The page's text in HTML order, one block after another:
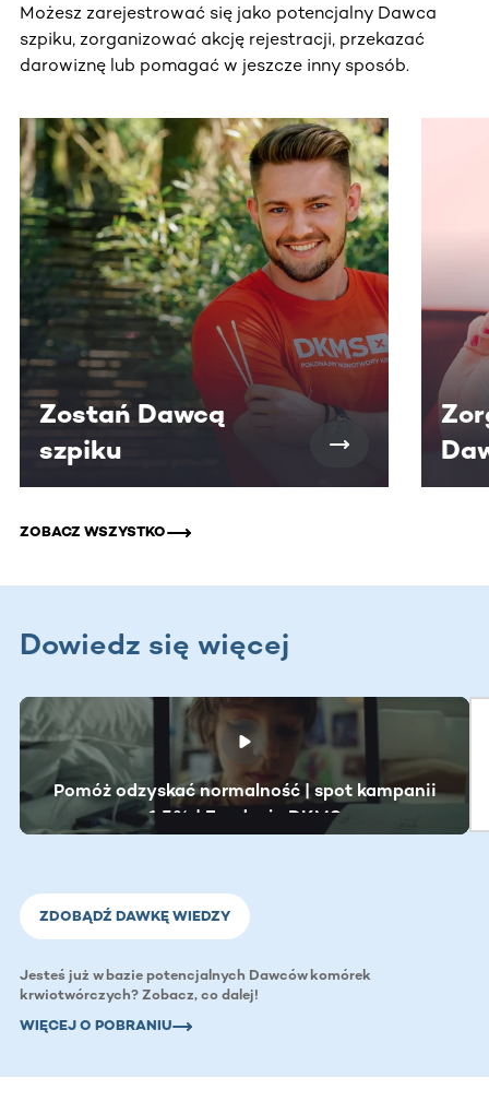
Możesz zarejestrować się jako potencjalny Dawca
szpiku, zorganizować akcję rejestracji, przekazać
darowiznę lub pomagać w jeszcze inny sposób.
Ta sekcja zawiera treści przewijane w poziomie. Użyj
Zostań Dawcą
szpiku
ZOBACZ WSZYSTKO
Dowiedz się więcej
Ta sekcja zawiera treści przewijane w poziomie. Użyj
Pomóż odzyskać normalność | spot kampanii
1.5% | Fundacja DKMS
ZDOBĄDŹ DAWKĘ WIEDZY
Jesteś już w bazie potencjalnych Dawców komórek
krwiotwórczych? Zobacz, co dalej!
WIĘCEJ O POBRANIU